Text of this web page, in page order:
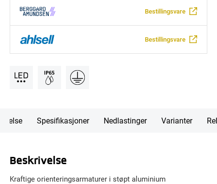
Bestillingsvare
Bestillingsvare
Spesifikasjoner Nedlastinger Varianter
Beskrivelse
Kraftige orienteringsarmaturer i støpt aluminium